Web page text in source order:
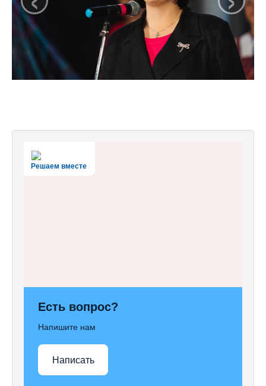
Решаем вместе
Есть вопрос?
Напишите нам
Написать